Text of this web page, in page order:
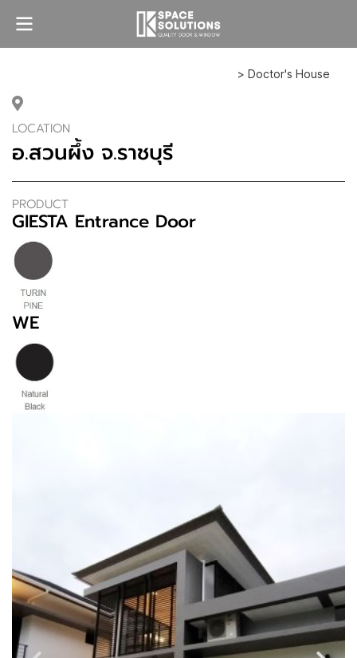
> Doctor's House
LOCATION
อ.สวนผึ้ง จ.ราชบุรี
PRODUCT
GIESTA Entrance Door
WE